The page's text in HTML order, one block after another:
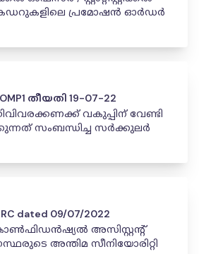
ഓഫീസർ എന്നീ കേഡറുകളിലെ പ്രമോഷൻ ഓർഡർ
തീയതി 19-07-22
വകുപ്പിന് വേണ്ടി
സംബന്ധിച്ച സർക്കുലർ
dated 09/07/2022
അസിസ്റ്റന്റ്
അന്തിമ സീനിയോരിറ്റി